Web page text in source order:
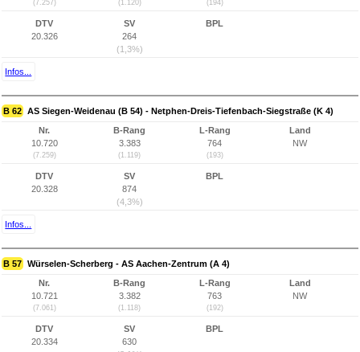
(7.257) (1.120) (194)
DTV
20.326
SV
264
(1,3%)
BPL
Infos...
B 62 AS Siegen-Weidenau (B 54) - Netphen-Dreis-Tiefenbach-Siegstraße (K 4)
Nr.
10.720
(7.259)
B-Rang
3.383
(1.119)
L-Rang
764
(193)
Land
NW
DTV
20.328
SV
874
(4,3%)
BPL
Infos...
B 57 Würselen-Scherberg - AS Aachen-Zentrum (A 4)
Nr.
10.721
(7.061)
B-Rang
3.382
(1.118)
L-Rang
763
(192)
Land
NW
DTV
20.334
SV
630
BPL